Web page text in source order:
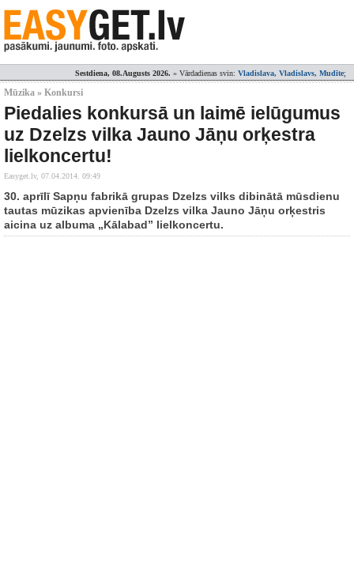
Sestdiena, 08.Augusts 2026. » Vārdadienas svin: Vladislava, Vladislavs, Mudīte;
Mūzika » Konkursi
Piedalies konkursā un laimē ielūgumus
uz Dzelzs vilka Jauno Jāņu orķestra
lielkoncertu!
Easyget.lv, 07.04.2014. 09:49
30. aprīlī Sapņu fabrikā grupas Dzelzs vilks dibinātā mūsdienu
tautas mūzikas apvienība Dzelzs vilka Jauno Jāņu orķestris
aicina uz albuma „Kālabad” lielkoncertu.